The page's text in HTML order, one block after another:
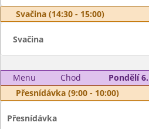
Svačina (14:30 - 15:00)
Svačina
Menu Chod
Pondělí
Přesnídávka (9:00 - 10:00)
Přesnídávka